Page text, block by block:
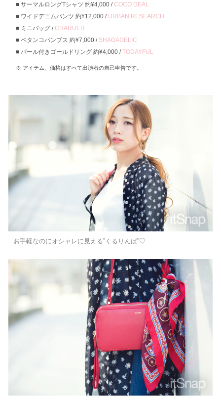
サーマルロングTシャツ 約¥4,000 /COCO DEAL
ワイドデニムパンツ 約¥12,000 / URBAN RESEARCH
ミニバッグ /CHARUER
ペタンコパンプス 約¥7,000 / SHAGADELIC
パール付きゴールドリング 約¥4,000 /TODAYFUL
アイテム、価格はすべて出演者の自己申告です。
お手軽なのにオシャレに見える”くるりんぱ”♡